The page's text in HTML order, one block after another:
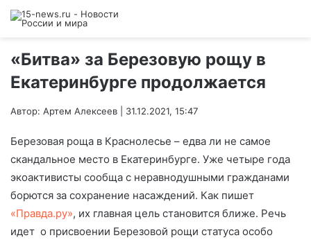
«Битва» за Березовую рощу в
Екатеринбурге продолжается
Автор: Артем Алексеев | 31.12.2021, 15:47
Березовая роща в Краснолесье – едва ли не самое
скандальное место в Екатеринбурге. Уже четыре года
экоактивисты сообща с неравнодушными гражданами
борются за сохранение насаждений. Как пишет
«Правда.ру», их главная цель становится ближе. Речь
идет о присвоении Березовой рощи статуса особо